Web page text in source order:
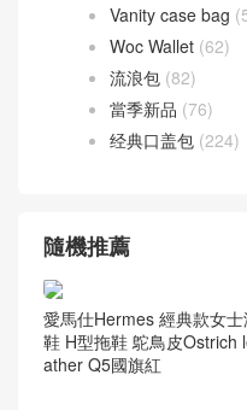
Vanity case bag
Woc Wallet (62)
流浪包 (82)
當季新品 (76)
经典口盖包 (224)
隨機推薦
愛馬仕Hermes 經典款女
鞋 H型拖鞋 鴕鳥皮Ostrich
ather Q5國旗紅